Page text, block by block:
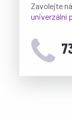
Zavolejte
univerzální